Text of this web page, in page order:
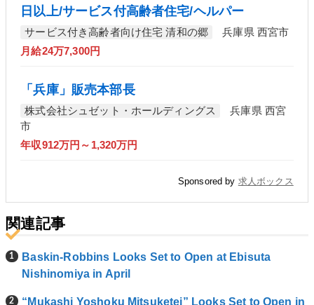
日以上/サービス付高齢者住宅/ヘルパー
サービス付き高齢者向け住宅 清和の郷
兵庫県 西宮市
月給24万7,300円
「兵庫」販売本部長
株式会社シュゼット・ホールディングス
兵庫県 西宮
市
年収912万円～1,320万円
Sponsored by 求人ボックス
関連記事
Baskin-Robbins Looks Set to Open at Ebisuta
Nishinomiya in April
“Mukashi Yoshoku Mitsuketei” Looks Set to Open in